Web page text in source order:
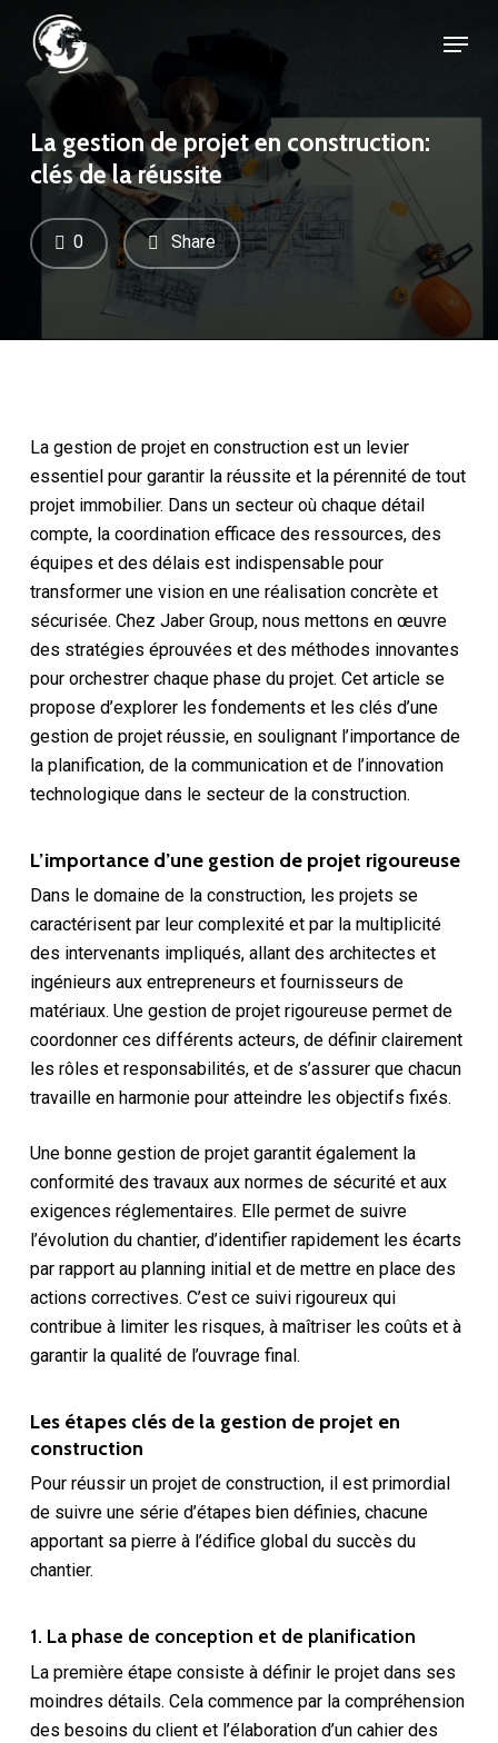
content
Menu
La gestion de projet en construction:
clés de la réussite
Share
0
La gestion de projet en construction est un levier
essentiel pour garantir la réussite et la pérennité de tout
projet immobilier. Dans un secteur où chaque détail
compte, la coordination efficace des ressources, des
équipes et des délais est indispensable pour
transformer une vision en une réalisation concrète et
sécurisée. Chez Jaber Group, nous mettons en œuvre
des stratégies éprouvées et des méthodes innovantes
pour orchestrer chaque phase du projet. Cet article se
propose d’explorer les fondements et les clés d’une
gestion de projet réussie, en soulignant l’importance de
la planification, de la communication et de l’innovation
technologique dans le secteur de la construction.
L’importance d’une gestion de projet rigoureuse
Dans le domaine de la construction, les projets se
caractérisent par leur complexité et par la multiplicité
des intervenants impliqués, allant des architectes et
ingénieurs aux entrepreneurs et fournisseurs de
matériaux. Une gestion de projet rigoureuse permet de
coordonner ces différents acteurs, de définir clairement
les rôles et responsabilités, et de s’assurer que chacun
travaille en harmonie pour atteindre les objectifs fixés.
Une bonne gestion de projet garantit également la
conformité des travaux aux normes de sécurité et aux
exigences réglementaires. Elle permet de suivre
l’évolution du chantier, d’identifier rapidement les écarts
par rapport au planning initial et de mettre en place des
actions correctives. C’est ce suivi rigoureux qui
contribue à limiter les risques, à maîtriser les coûts et à
garantir la qualité de l’ouvrage final.
Les étapes clés de la gestion de projet en
construction
Pour réussir un projet de construction, il est primordial
de suivre une série d’étapes bien définies, chacune
apportant sa pierre à l’édifice global du succès du
chantier.
1. La phase de conception et de planification
La première étape consiste à définir le projet dans ses
moindres détails. Cela commence par la compréhension
des besoins du client et l’élaboration d’un cahier des